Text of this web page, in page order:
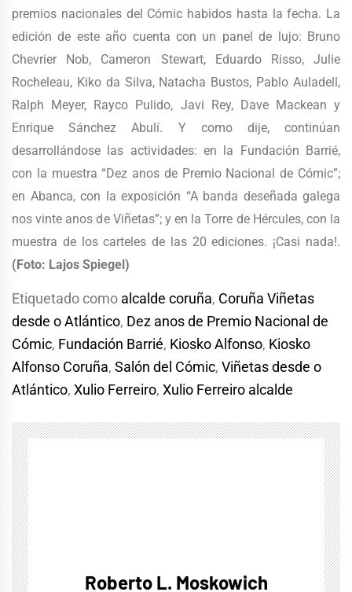
premios nacionales del Cómic habidos hasta la fecha. La
edición de este año cuenta con un panel de lujo: Bruno
Chevrier Nob, Cameron Stewart, Eduardo Risso, Julie
Rocheleau, Kiko da Silva, Natacha Bustos, Pablo Auladell,
Ralph Meyer, Rayco Pulido, Javi Rey, Dave Mackean y
Enrique Sánchez Abulí. Y como dije, continúan
desarrollándose las actividades: en la Fundación Barrié,
con la muestra “Dez anos de Premio Nacional de Cómic”;
en Abanca, con la exposición “A banda deseñada galega
nos vinte anos de Viñetas”; y en la Torre de Hércules, con la
muestra de los carteles de las 20 ediciones. ¡Casi nada!.
(Foto: Lajos Spiegel)
Etiquetado como alcalde coruña, Coruña Viñetas
desde o Atlántico, Dez anos de Premio Nacional de
Cómic, Fundación Barrié, Kiosko Alfonso, Kiosko
Alfonso Coruña, Salón del Cómic, Viñetas desde o
Atlántico, Xulio Ferreiro, Xulio Ferreiro alcalde
Roberto L. Moskowich